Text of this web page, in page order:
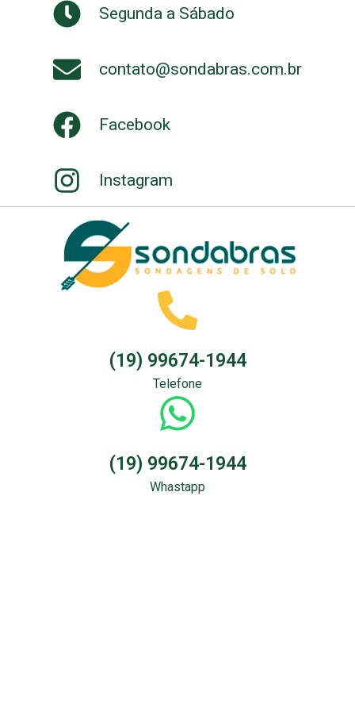
Segunda a Sábado
contato@sondabras.com.br
Facebook
Instagram
(19) 99674-1944
Telefone
(19) 99674-1944
Whastapp